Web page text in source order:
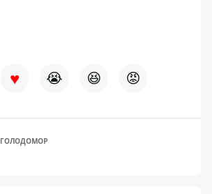
♥ 😭 😆 😡
ГОЛОДОМОР